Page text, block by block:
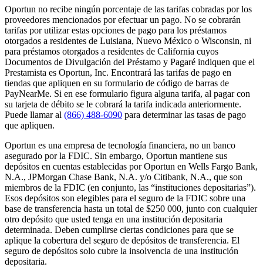
Oportun no recibe ningún porcentaje de las tarifas cobradas por los
proveedores mencionados por efectuar un pago. No se cobrarán
tarifas por utilizar estas opciones de pago para los préstamos
otorgados a residentes de Luisiana, Nuevo México o Wisconsin, ni
para préstamos otorgados a residentes de California cuyos
Documentos de Divulgación del Préstamo y Pagaré indiquen que el
Prestamista es Oportun, Inc. Encontrará las tarifas de pago en
tiendas que apliquen en su formulario de código de barras de
PayNearMe. Si en ese formulario figura alguna tarifa, al pagar con
su tarjeta de débito se le cobrará la tarifa indicada anteriormente.
Puede llamar al (866) 488-6090 para determinar las tasas de pago
que apliquen.
Oportun es una empresa de tecnología financiera, no un banco
asegurado por la FDIC. Sin embargo, Oportun mantiene sus
depósitos en cuentas establecidas por Oportun en Wells Fargo Bank,
N.A., JPMorgan Chase Bank, N.A. y/o Citibank, N.A., que son
miembros de la FDIC (en conjunto, las “instituciones depositarias”).
Esos depósitos son elegibles para el seguro de la FDIC sobre una
base de transferencia hasta un total de $250 000, junto con cualquier
otro depósito que usted tenga en una institución depositaria
determinada. Deben cumplirse ciertas condiciones para que se
aplique la cobertura del seguro de depósitos de transferencia. El
seguro de depósitos solo cubre la insolvencia de una institución
depositaria.